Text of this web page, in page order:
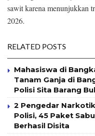
sawit karena menunjukkan
2026.
RELATED POSTS
Mahasiswa di
Tanam Ganja di
Polisi Sita Barang
2 Pengedar
Polisi, 45 Paket
Berhasil Disita